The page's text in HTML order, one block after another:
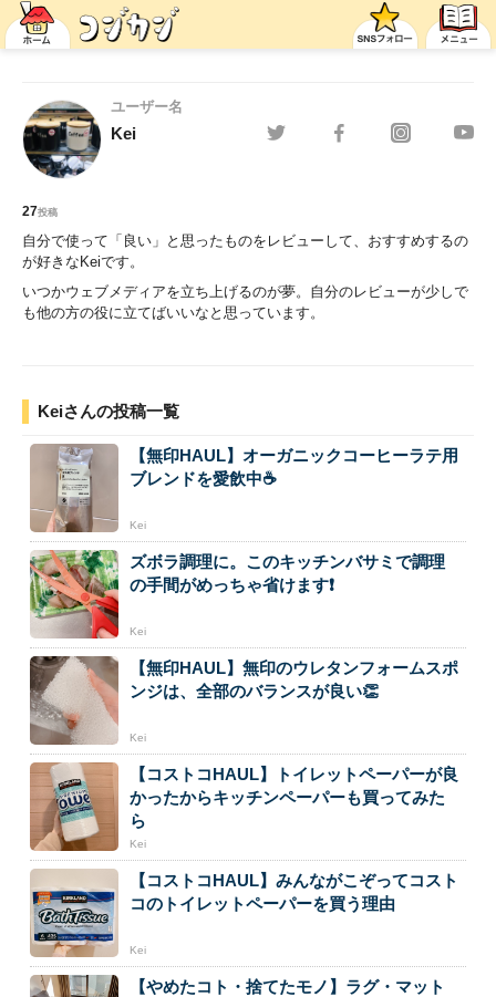
ユーザー名
Kei
27投稿
自分で使って「良い」と思ったものをレビューして、おすすめするの
が好きなKeiです。
いつかウェブメディアを立ち上げるのが夢。自分のレビューが少しで
も他の方の役に立てばいいなと思っています。
Keiさんの投稿一覧
【無印HAUL】オーガニックコーヒーラテ用
ブレンドを愛飲中☕
Kei
ズボラ調理に。このキッチンバサミで調理
の手間がめっちゃ省けます❗
Kei
【無印HAUL】無印のウレタンフォームスポ
ンジは、全部のバランスが良い👏
Kei
【コストコHAUL】トイレットペーパーが良
かったからキッチンペーパーも買ってみた
ら
Kei
【コストコHAUL】みんながこぞってコスト
コのトイレットペーパーを買う理由
Kei
【やめたコト・捨てたモノ】ラグ・マット